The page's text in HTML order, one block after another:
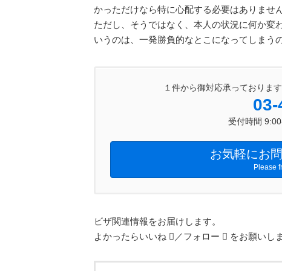
かっただけなら特に心配する必要はありません
ただし、そうではなく、本人の状況に何か変
いうのは、一発勝負的なとこになってしまう
１件から御対応承っておりま
受付時間
お気軽にお
Please
ビザ関連情報をお届けします。
よかったらいいね
／フォロー をお願いし